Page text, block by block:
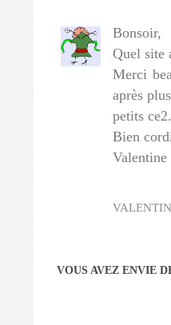
Bonsoir,
Quel site
Merci
après
petits ce2.
Bien
Valentine
VOUS AVEZ ENVIE